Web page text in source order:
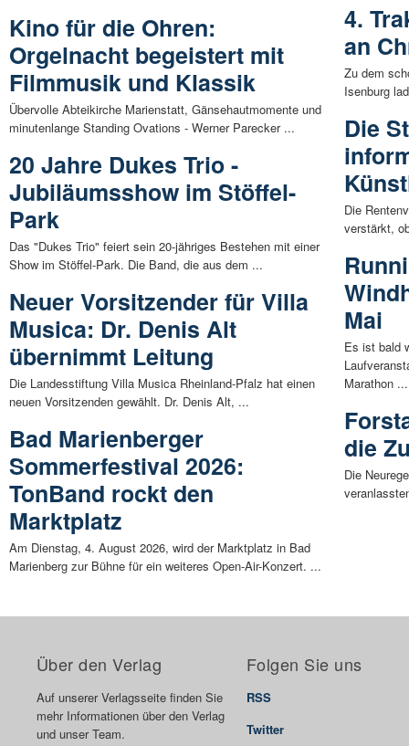
Kino für die Ohren:
Orgelnacht begeistert mit
Filmmusik und Klassik
Übervolle Abteikirche Marienstatt, Gänsehautmomente und
minutenlange Standing Ovations - Werner Parecker ...
20 Jahre Dukes Trio -
Jubiläumsshow im Stöffel-
Park
Das "Dukes Trio" feiert sein 20-jähriges Bestehen mit einer
Show im Stöffel-Park. Die Band, die aus dem ...
Neuer Vorsitzender für Villa
Musica: Dr. Denis Alt
übernimmt Leitung
Die Landesstiftung Villa Musica Rheinland-Pfalz hat einen
neuen Vorsitzenden gewählt. Dr. Denis Alt, ...
Bad Marienberger
Sommerfestival 2026:
TonBand rockt den
Marktplatz
Am Dienstag, 4. August 2026, wird der Marktplatz in Bad
Marienberg zur Bühne für ein weiteres Open-Air-Konzert. ...
4.
an
Zu dem
Isenburg
Die
Die
verstärkt,
Mai
Es ist bald
Marathon ...
die
Die
Über den Verlag
Auf unserer Verlagsseite finden Sie
mehr Informationen über den Verlag
und unser Team.
Folgen Sie uns
RSS
Twitter